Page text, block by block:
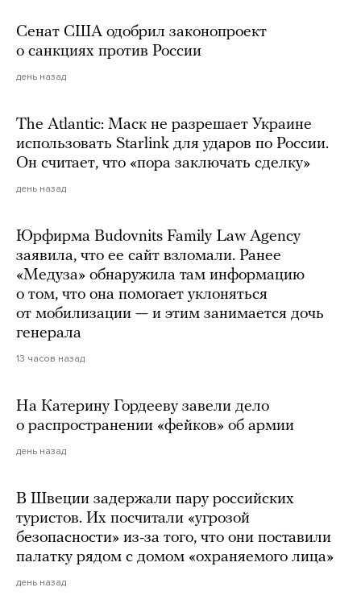
Сенат США одобрил законопроект
о санкциях против России
день назад
The Atlantic: Маск не разрешает Украине
использовать Starlink для ударов по России.
Он считает, что «пора заключать сделку»
день назад
Юрфирма Budovnits Family Law Agency
заявила, что ее сайт взломали. Ранее
«Медуза» обнаружила там информацию
о том, что она помогает уклоняться
от мобилизации — и этим занимается дочь
генерала
13 часов назад
На Катерину Гордееву завели дело
о распространении «фейков» об армии
день назад
В Швеции задержали пару российских
туристов. Их посчитали «угрозой
безопасности» из-за того, что они поставили
палатку рядом с домом «охраняемого лица»
день назад